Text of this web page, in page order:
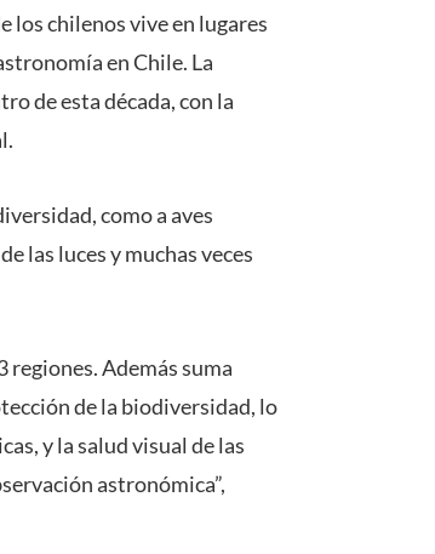
los chilenos vive en lugares
en Chile. La
de esta década, con la
como a aves
las luces y muchas veces
regiones. Además suma
de la biodiversidad, lo
y la salud visual de las
astronómica”,